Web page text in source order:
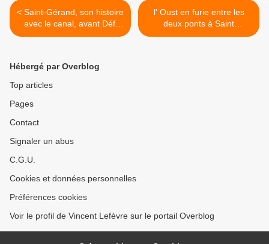
< Saint-Gérand, son histoire
avec le canal, avant Défi
Canal ?
l' Oust en furie entre les
deux ponts à Saint
Gonnery, >
Hébergé par Overblog
Top articles
Pages
Contact
Signaler un abus
C.G.U.
Cookies et données personnelles
Préférences cookies
Voir le profil de Vincent Lefèvre sur le portail Overblog